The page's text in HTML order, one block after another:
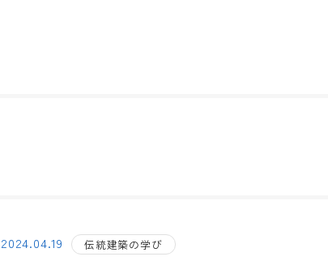
2024.04.19 伝統建築の学び